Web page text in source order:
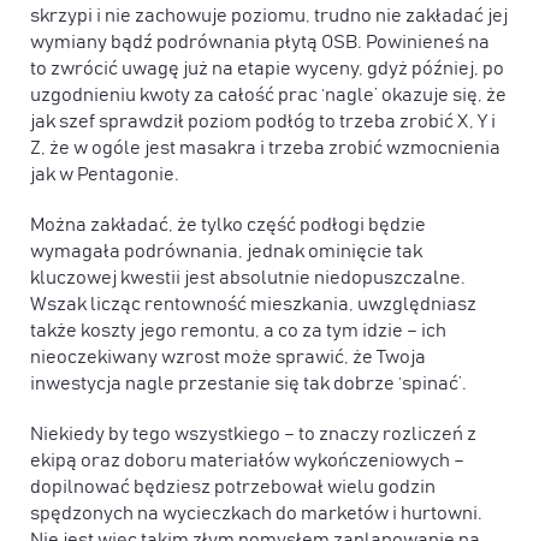
skrzypi i nie zachowuje poziomu, trudno nie zakładać jej
wymiany bądź podrównania płytą OSB. Powinieneś na
to zwrócić uwagę już na etapie wyceny, gdyż później, po
uzgodnieniu kwoty za całość prac ‘nagle’ okazuje się, że
jak szef sprawdził poziom podłóg to trzeba zrobić X, Y i
Z, że w ogóle jest masakra i trzeba zrobić wzmocnienia
jak w Pentagonie.
Można zakładać, że tylko część podłogi będzie
wymagała podrównania, jednak ominięcie tak
kluczowej kwestii jest absolutnie niedopuszczalne.
Wszak licząc rentowność mieszkania, uwzględniasz
także koszty jego remontu, a co za tym idzie – ich
nieoczekiwany wzrost może sprawić, że Twoja
inwestycja nagle przestanie się tak dobrze ‘spinać’.
Niekiedy by tego wszystkiego – to znaczy rozliczeń z
ekipą oraz doboru materiałów wykończeniowych –
dopilnować będziesz potrzebował wielu godzin
spędzonych na wycieczkach do marketów i hurtowni.